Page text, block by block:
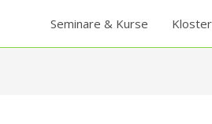
Seminare & Kurse